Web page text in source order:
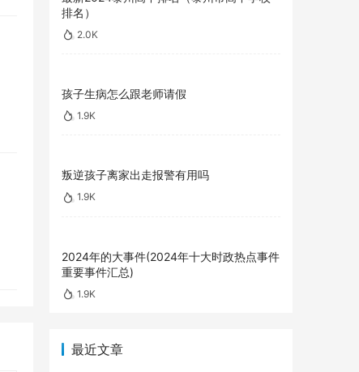
排名）
2.0K
孩子生病怎么跟老师请假
1.9K
叛逆孩子离家出走报警有用吗
1.9K
2024年的大事件(2024年十大时政热点事件
重要事件汇总)
1.9K
最近文章